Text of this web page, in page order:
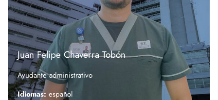
Juan Felipe Chaverra Tobón
Ayudante administrativo
Idiomas: español